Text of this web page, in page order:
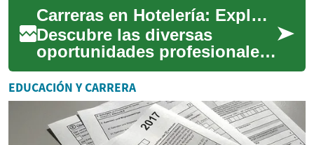
gastronómi...
Carreras en Hotelería: Explora el Mundo de la Hospitalidad
Descubre las diversas
oportunidades profesionales
que ofrece el sector hotelero.
Desde roles de servicio al
cliente h...
EDUCACIÓN Y CARRERA